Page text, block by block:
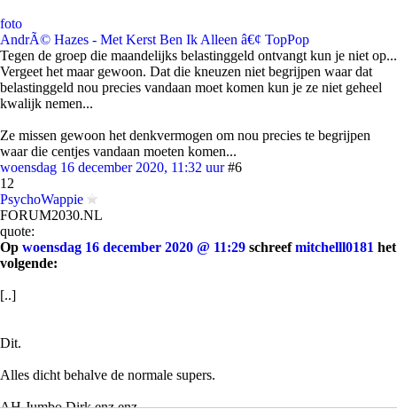
foto
AndrÃ© Hazes - Met Kerst Ben Ik Alleen â€¢ TopPop
Tegen de groep die maandelijks belastinggeld ontvangt kun je niet op...
Vergeet het maar gewoon. Dat die kneuzen niet begrijpen waar dat
belastinggeld nou precies vandaan moet komen kun je ze niet geheel
kwalijk nemen...
Ze missen gewoon het denkvermogen om nou precies te begrijpen
waar die centjes vandaan moeten komen...
woensdag 16 december 2020, 11:32 uur #6
12
PsychoWappie
FORUM2030.NL
quote:
Op woensdag 16 december 2020 @ 11:29 schreefmitchelll0181 het
volgende:
[..]
Dit.
Alles dicht behalve de normale supers.
AH,Jumbo,Dirk enz enz